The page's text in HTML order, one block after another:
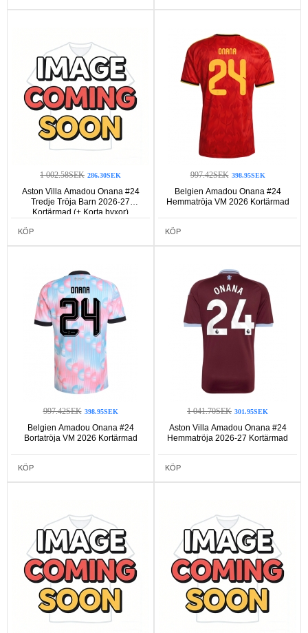
1 002.58SEK 286.30SEK
Aston Villa Amadou Onana #24
Tredje Tröja Barn 2026-27
Kortärmad (+ Korta byxor)
KÖP
997.42SEK 398.95SEK
Belgien Amadou Onana #24
Hemmatröja VM 2026 Kortärmad
KÖP
997.42SEK 398.95SEK
Belgien Amadou Onana #24
Bortatröja VM 2026 Kortärmad
KÖP
1 041.70SEK 301.95SEK
Aston Villa Amadou Onana #24
Hemmatröja 2026-27 Kortärmad
KÖP